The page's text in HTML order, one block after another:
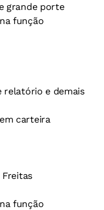
grande porte
função
relatório e demais
carteira
função